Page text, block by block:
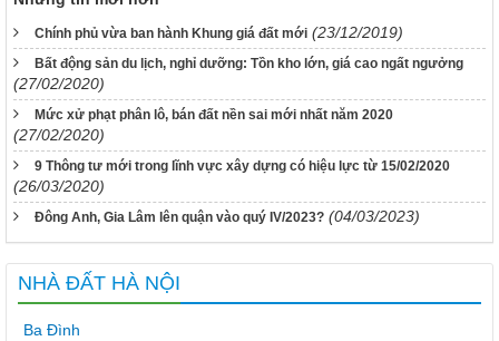
Chính phủ vừa ban hành Khung giá đất mới (23/12/2019)
Bất động sản du lịch, nghỉ dưỡng: Tồn kho lớn, giá cao ngất ngưởng
(27/02/2020)
Mức xử phạt phân lô, bán đất nền sai mới nhất năm 2020
(27/02/2020)
9 Thông tư mới trong lĩnh vực xây dựng có hiệu lực từ 15/02/2020
(26/03/2020)
Đông Anh, Gia Lâm lên quận vào quý IV/2023? (04/03/2023)
NHÀ ĐẤT HÀ NỘI
Ba Đình